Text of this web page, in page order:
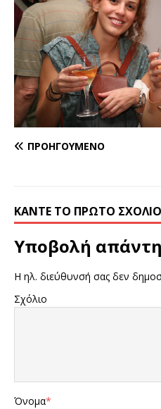
ΠΡΟΗΓΟΎΜΕΝΟ
ΚΆΝΤΕ ΤΟ ΠΡΏΤΟ ΣΧΌΛΙΟ
Υποβολή
Η ηλ. διεύθυνσή σας δεν
Σχόλιο
Όνομα*